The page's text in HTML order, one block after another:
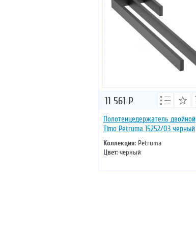
Полотенцедержатель двойной
Timo Petruma 15252/03 черный
Коллекция: Petruma
Цвет: черный
11 561 Р